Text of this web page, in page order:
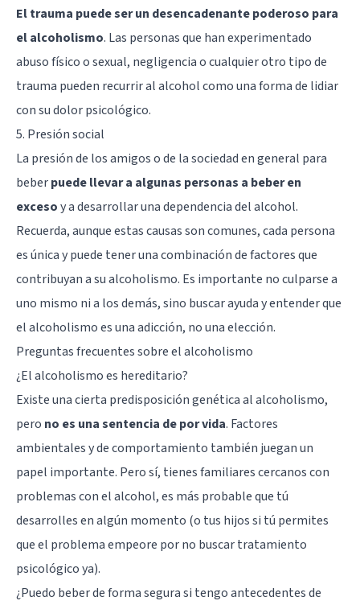
El trauma puede ser un desencadenante poderoso para
el alcoholismo. Las personas que han experimentado
abuso físico o sexual, negligencia o cualquier otro tipo de
trauma pueden recurrir al alcohol como una forma de lidiar
con su dolor psicológico.
5. Presión social
La presión de los amigos o de la sociedad en general para
beberpuede llevar a algunas personas a beber en
excesoy a desarrollar una dependencia del alcohol.
Recuerda, aunque estas causas son comunes, cada persona
es única y puede tener una combinación de factores que
contribuyan a su alcoholismo. Es importante no culparse a
uno mismo ni a los demás, sino buscar ayuda y entender que
el alcoholismo es una adicción, no una elección.
Preguntas frecuentes sobre el alcoholismo
¿El alcoholismo es hereditario?
Existe una cierta predisposición genética al alcoholismo,
pero no es una sentencia de por vida. Factores
ambientales y de comportamiento también juegan un
papel importante. Pero sí, tienes familiares cercanos con
problemas con el alcohol, es más probable que tú
desarrolles en algún momento (o tus hijos si tú permites
que el problema empeore por no buscar tratamiento
psicológico ya).
¿Puedo beber de forma segura si tengo antecedentes de